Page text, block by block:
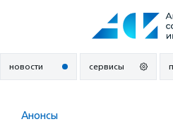
новости сервисы
Анонсы